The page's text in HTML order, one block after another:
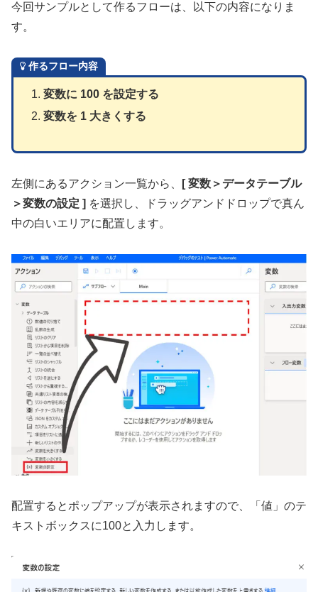
今回サンプルとして作るフローは、以下の内容になりま
す。
作るフロー内容
変数に 100 を設定する
変数を 1 大きくする
左側にあるアクション一覧から、
[ 変数＞データテーブル
＞変数の設定 ] を選択し、ドラッグアンドドロップで真ん
中の白いエリアに配置します。
配置するとポップアップが表示されますので、「値」のテ
キストボックスに100と入力します。